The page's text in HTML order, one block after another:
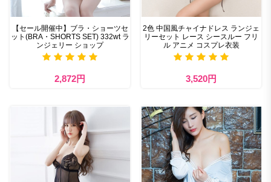
【セール開催中】ブラ・ショーツセ
ット(BRA・SHORTS SET) 332wt ラ
ンジェリー ショップ
2,872円
2色 中国風チャイナドレス ランジェ
リーセット レース シースルー フリ
ル アニメ コスプレ衣装
3,520円